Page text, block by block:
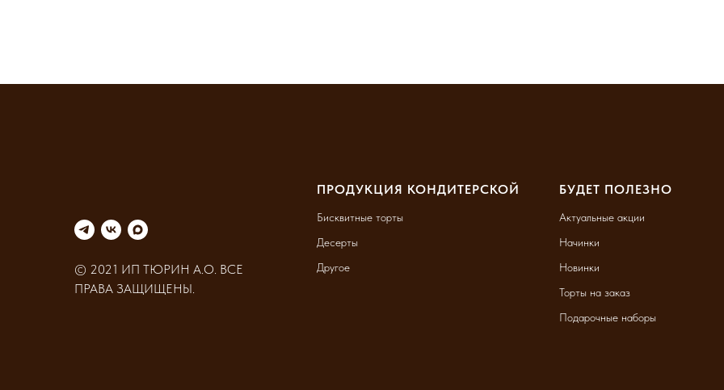
© 2021 ИП ТЮРИН А.О. ВСЕ
ПРАВА ЗАЩИЩЕНЫ.
ПРОДУКЦИЯ КОНДИТЕРСКОЙ
Бисквитные торты
Десерты
Другое
БУДЕТ ПОЛЕЗНО
Актуальные акции
Начинки
Новинки
Торты на заказ
Подарочные наборы